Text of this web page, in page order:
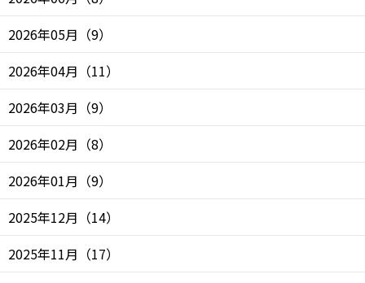
2026年05月 （9）
2026年04月 （11）
2026年03月 （9）
2026年02月 （8）
2026年01月 （9）
2025年12月 （14）
2025年11月 （17）